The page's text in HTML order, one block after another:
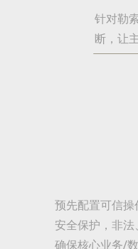
针对勒
断，让
预先配置可信
安全保护，非法
确保核心业务/